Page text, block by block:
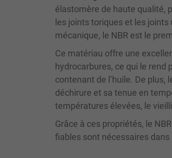
élastomère de haute qualité,
les joints toriques et les
mécanique, le NBR est le
Ce matériau offre une
hydrocarbures, ce qui le
contenant de l’huile. De plus,
déchirure et sa tenue en
températures élevées, le
Grâce à ces propriétés, le
fiables sont nécessaires